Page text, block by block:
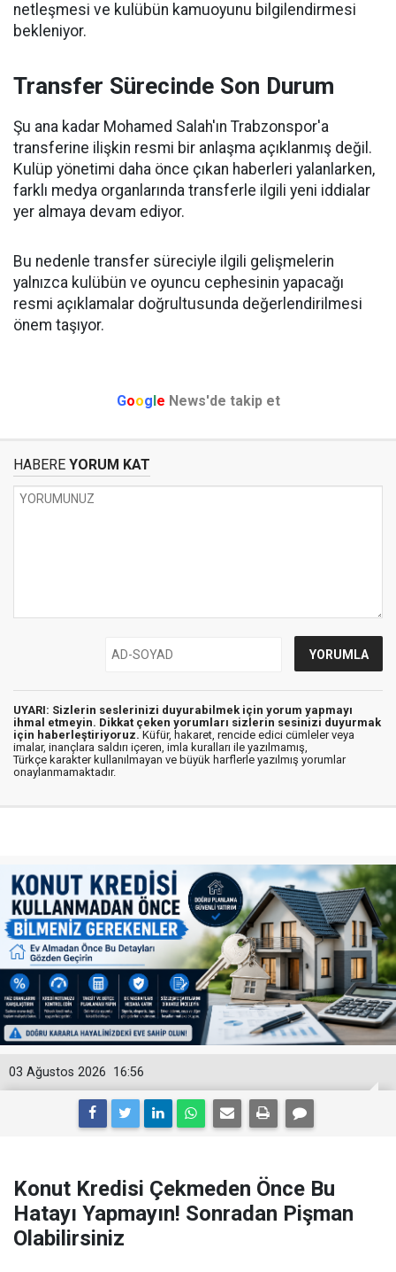
netleşmesi ve kulübün kamuoyunu bilgilendirmesi
bekleniyor.
Transfer Sürecinde Son Durum
Şu ana kadar Mohamed Salah'ın Trabzonspor'a
transferine ilişkin resmi bir anlaşma açıklanmış değil.
Kulüp yönetimi daha önce çıkan haberleri yalanlarken,
farklı medya organlarında transferle ilgili yeni iddialar
yer almaya devam ediyor.
Bu nedenle transfer süreciyle ilgili gelişmelerin
yalnızca kulübün ve oyuncu cephesinin yapacağı
resmi açıklamalar doğrultusunda değerlendirilmesi
önem taşıyor.
Google News'de takip et
HABERE YORUM KAT
UYARI: Sizlerin seslerinizi duyurabilmek için yorum yapmayı
ihmal etmeyin. Dikkat çeken yorumları sizlerin sesinizi duyurmak
için haberleştiriyoruz. Küfür, hakaret, rencide edici cümleler veya
imalar, inançlara saldırı içeren, imla kuralları ile yazılmamış,
Türkçe karakter kullanılmayan ve büyük harflerle yazılmış yorumlar
onaylanmamaktadır.
16:56
03 Ağustos 2026
Konut Kredisi Çekmeden Önce Bu
Hatayı Yapmayın! Sonradan Pişman
Olabilirsiniz